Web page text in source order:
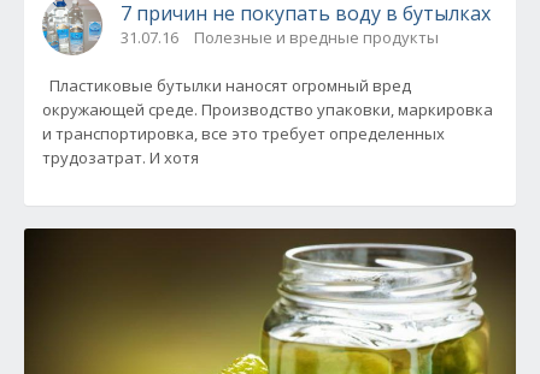
7 причин не покупать воду в бутылках
31.07.16 Полезные и вредные продукты
Пластиковые бутылки наносят огромный вред
окружающей среде. Производство упаковки, маркировка
и транспортировка, все это требует определенных
трудозатрат. И хотя